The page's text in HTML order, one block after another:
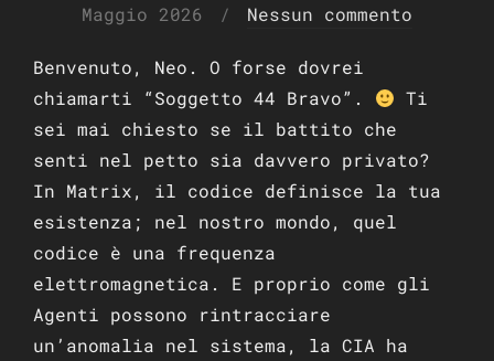
Maggio 2026
Nessun commento
Benvenuto, Neo. O forse dovrei
chiamarti “Soggetto 44 Bravo”.
Ti
sei mai chiesto se il battito che
senti nel petto sia davvero privato?
In Matrix, il codice definisce la tua
esistenza; nel nostro mondo, quel
codice è una frequenza
elettromagnetica. E proprio come gli
Agenti possono rintracciare
un’anomalia nel sistema, la CIA ha